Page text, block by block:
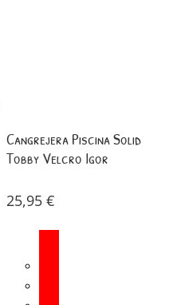
Cangrejera Piscina Solid
Tobby Velcro Igor
25,95 €